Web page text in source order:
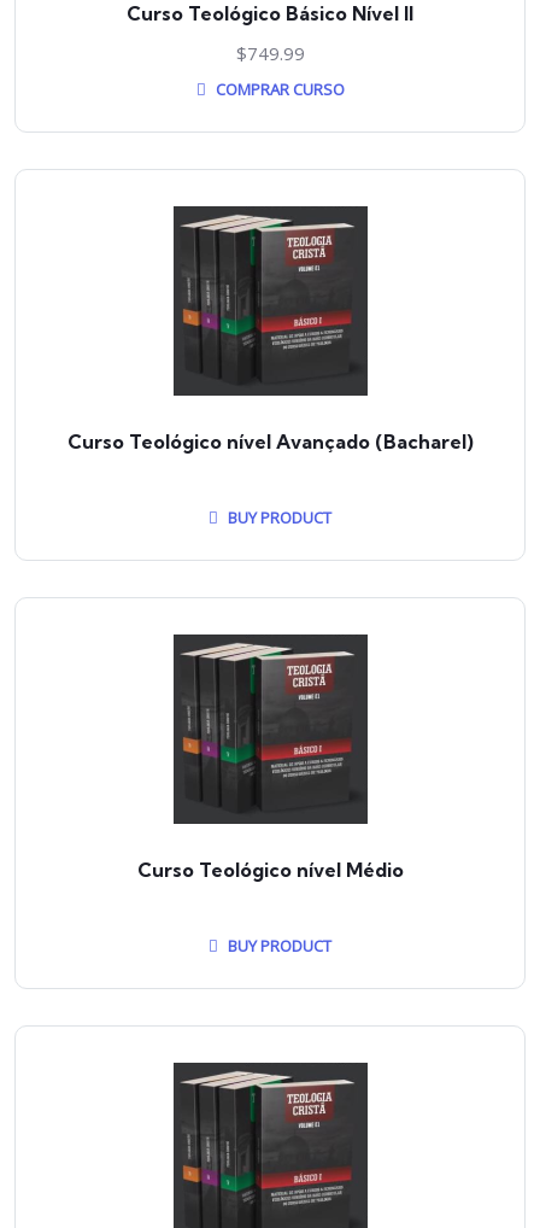
Curso Teológico Básico Nível II
$749.99
COMPRAR CURSO
Curso Teológico nível Avançado (Bacharel)
BUY PRODUCT
Curso Teológico nível Médio
BUY PRODUCT